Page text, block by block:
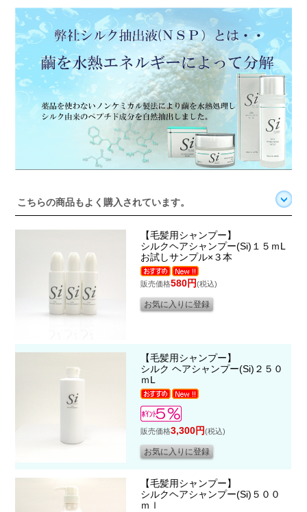
こちらの商品もよく購入されています。
【毛髪用シャンプー】
シルクヘアシャンプー(Si)１５ｍL
お試しサンプル×３本
販売価格580円(税込)
【毛髪用シャンプー】
シルク ヘアシャンプー(Si)２５０
ｍL
販売価格3,300円(税込)
【毛髪用シャンプー】
シルクヘアシャンプー(Si)５００
ｍｌ